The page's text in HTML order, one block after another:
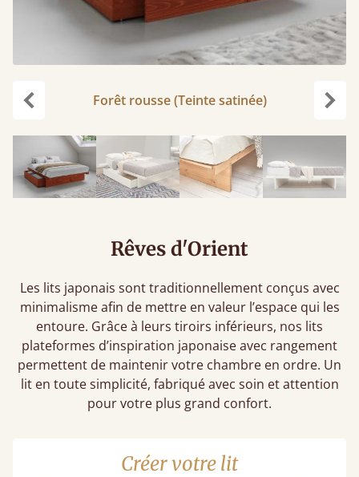
Forêt rousse (Teinte satinée)
Rêves d'Orient
Les lits japonais sont traditionnellement conçus avec
minimalisme afin de mettre en valeur l’espace qui les
entoure. Grâce à leurs tiroirs inférieurs, nos lits
plateformes d’inspiration japonaise avec rangement
permettent de maintenir votre chambre en ordre. Un
lit en toute simplicité, fabriqué avec soin et attention
pour votre plus grand confort.
Créer votre lit